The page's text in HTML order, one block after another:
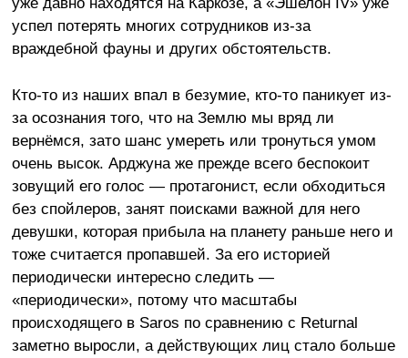
успел потерять многих сотрудников из-за
враждебной фауны и других обстоятельств.
Кто-то из наших впал в безумие, кто-то паникует из-
за осознания того, что на Землю мы вряд ли
вернёмся, зато шанс умереть или тронуться умом
очень высок. Арджуна же прежде всего беспокоит
зовущий его голос — протагонист, если обходиться
без спойлеров, занят поисками важной для него
девушки, которая прибыла на планету раньше него и
тоже считается пропавшей. За его историей
периодически интересно следить —
«периодически», потому что масштабы
происходящего в Saros по сравнению с Returnal
заметно выросли, а действующих лиц стало больше